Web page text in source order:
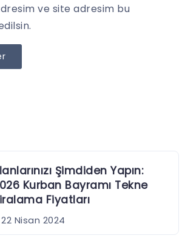
ve site adresim bu
Şimdiden Yapın:
Kurban Bayramı Tekne
Fiyatları
22 Nisan 2024